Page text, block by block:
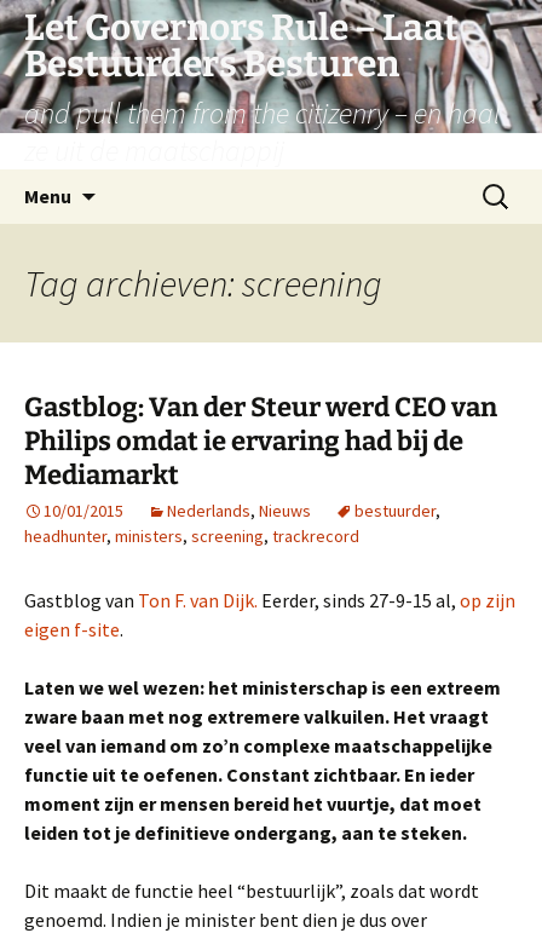
Let Governors Rule – Laat
Bestuurders Besturen
and pull them from the citizenry – en haal
Menu
inhoud
Zoeken
naar:
Tag archieven: screening
Gastblog: Van der Steur werd CEO van
Philips omdat ie ervaring had bij de
Mediamarkt
10/01/2015 Nederlands, Nieuws bestuurder,
headhunter, ministers, screening, trackrecord
Gastblog van Ton F. van Dijk. Eerder, sinds 27-9-15 al, op zijn
eigen f-site.
Laten we wel wezen: het ministerschap is een extreem
zware baan met nog extremere valkuilen. Het vraagt
veel van iemand om zo’n complexe maatschappelijke
functie uit te oefenen. Constant zichtbaar. En ieder
moment zijn er mensen bereid het vuurtje, dat moet
leiden tot je definitieve ondergang, aan te steken.
Dit maakt de functie heel “bestuurlijk”, zoals dat wordt
genoemd. Indien je minister bent dien je dus over